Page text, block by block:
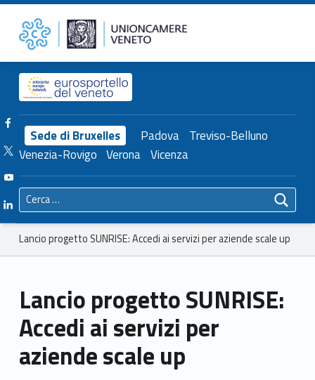
Lancio progetto SUNRISE: Accedi ai servizi per aziende scale up – Unioncamere del Veneto Unioncamere del Veneto
Header info sidebar
Sede di Bruxelles Padova Treviso-Belluno
Venezia-Rovigo Verona Vicenza
Facebook Unioncamere Veneto
Twitter Unioncamere Veneto
Youtube Unioncamere Veneto
Linkedin Unioncamere Veneto
Ricerca per:
Breadcrumbs navigation
Lancio progetto SUNRISE: Accedi ai servizi per aziende scale up
Lancio progetto SUNRISE:
Accedi ai servizi per
aziende scale up